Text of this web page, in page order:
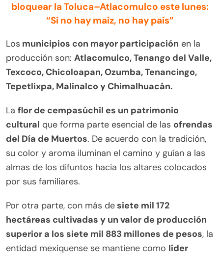
bloquear la Toluca–Atlacomulco este lunes:
“Si no hay maíz, no hay país”
Los municipios con mayor participación en la
producción son: Atlacomulco, Tenango del Valle,
Texcoco, Chicoloapan, Ozumba, Tenancingo,
Tepetlixpa, Malinalco y Chimalhuacán.
La flor de cempasúchil es un patrimonio
cultural que forma parte esencial de las ofrendas
del Día de Muertos. De acuerdo con la tradición,
su color y aroma iluminan el camino y guían a las
almas de los difuntos hacia los altares colocados
por sus familiares.
Por otra parte, con más desiete mil 172
hectáreas cultivadas y un valor de producción
superior a los siete mil 883 millones de pesos, la
entidad mexiquense se mantiene como líder